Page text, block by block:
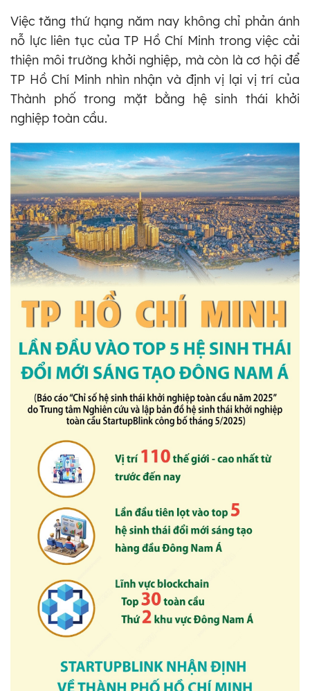
Việc tăng thứ hạng năm nay không chỉ phản ánh
nỗ lực liên tục của TP Hồ Chí Minh trong việc cải
thiện môi trường khởi nghiệp, mà còn là cơ hội để
TP Hồ Chí Minh nhìn nhận và định vị lại vị trí của
Thành phố trong mặt bằng hệ sinh thái khởi
nghiệp toàn cầu.